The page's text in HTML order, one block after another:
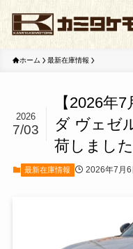
ホーム 最新在庫情報
【2026年
ダ ヴェゼ
荷しました
2026
7/03
最新在庫情報 2026年7月6